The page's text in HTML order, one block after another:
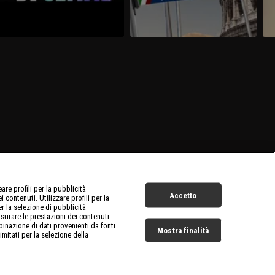
profili per la pubblicità
contenuti. Utilizzare profili per la
la selezione di pubblicità
le prestazioni dei contenuti.
di dati provenienti da fonti
per la selezione della
Accetto
Mostra finalità